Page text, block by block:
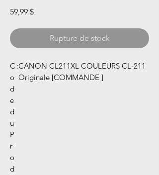
59,99 $Prix
Rupture de stock
C
o
d
e
d
u
P
r
o
d
:CANON CL211XL COULEURS CL-211
Originale [COMMANDE ]